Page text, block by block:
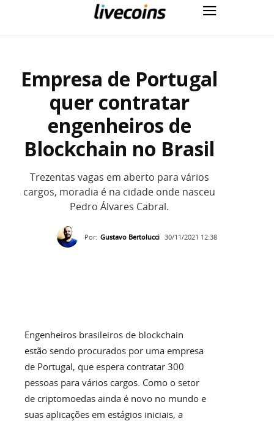
Empresa de Portugal
quer contratar
engenheiros de
Blockchain no Brasil
Trezentas vagas em aberto para vários
cargos, moradia é na cidade onde nasceu
Pedro Álvares Cabral.
Por: Gustavo Bertolucci 30/11/2021 12:38
Engenheiros brasileiros de blockchain
estão sendo procurados por uma empresa
de Portugal, que espera contratar 300
pessoas para vários cargos. Como o setor
de criptomoedas ainda é novo no mundo e
suas aplicações em estágios iniciais, a